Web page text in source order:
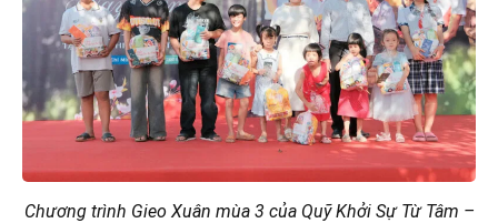
Chương trình Gieo Xuân mùa 3 của Quỹ Khởi Sự Từ Tâm –